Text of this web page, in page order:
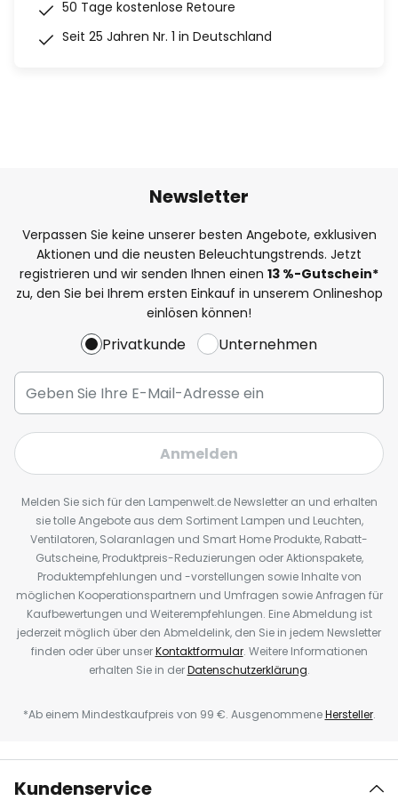
50 Tage kostenlose Retoure
Seit 25 Jahren Nr. 1 in Deutschland
Newsletter
Verpassen Sie keine unserer besten Angebote, exklusiven
Aktionen und die neusten Beleuchtungstrends. Jetzt
registrieren und wir senden Ihnen einen 13 %-Gutschein*
zu, den Sie bei Ihrem ersten Einkauf in unserem Onlineshop
einlösen können!
Privatkunde Unternehmen
Anmelden
Melden Sie sich für den Lampenwelt.de Newsletter an und erhalten
sie tolle Angebote aus dem Sortiment Lampen und Leuchten,
Ventilatoren, Solaranlagen und Smart Home Produkte, Rabatt-
Gutscheine, Produktpreis-Reduzierungen oder Aktionspakete,
Produktempfehlungen und -vorstellungen sowie Inhalte von
möglichen Kooperationspartnern und Umfragen sowie Anfragen für
Kaufbewertungen und Weiterempfehlungen. Eine Abmeldung ist
jederzeit möglich über den Abmeldelink, den Sie in jedem Newsletter
finden oder über unserKontaktformular. Weitere Informationen
erhalten Sie in derDatenschutzerklärung.
*Ab einem Mindestkaufpreis von 99 €. AusgenommeneHersteller.
Kundenservice